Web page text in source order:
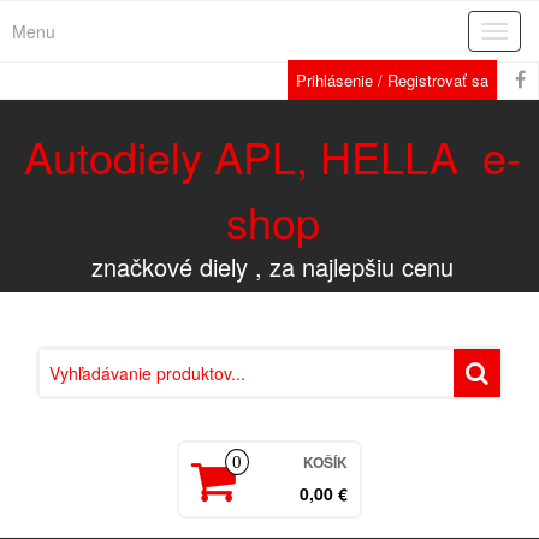
Menu
Prihlásenie / Registrovať sa
Autodiely APL, HELLA e-
shop
značkové diely , za najlepšiu cenu
0 KOŠÍK
0,00 €